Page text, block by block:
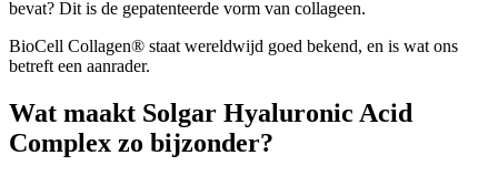
bevat? Dit is de gepatenteerde vorm van collageen.
BioCell Collagen® staat wereldwijd goed bekend, en is wat ons
betreft een aanrader.
Wat maakt Solgar Hyaluronic Acid
Complex zo bijzonder?